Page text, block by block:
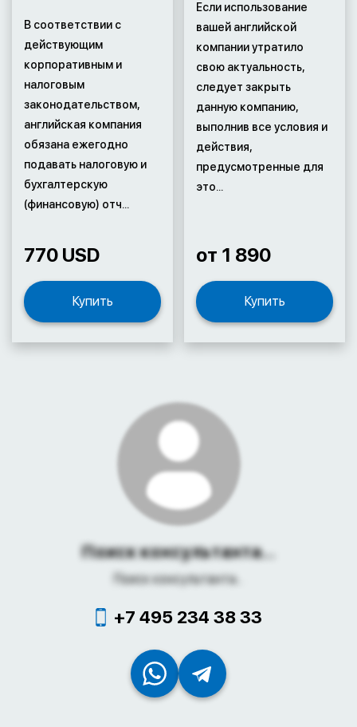
В соответствии с
действующим
корпоративным и
налоговым
законодательством,
английская компания
обязана ежегодно
подавать налоговую и
бухгалтерскую
(финансовую) отч...
770 USD
Купить
Если использование
вашей английской
компании утратило
свою актуальность,
следует закрыть
данную компанию,
выполнив все условия и
действия,
предусмотренные для
это...
от 1 890
Купить
Поиск консультанта...
Поиск консультанта...
+7 495 234 38 33